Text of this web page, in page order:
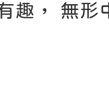
趣， 無形